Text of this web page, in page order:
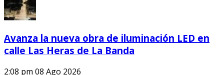
Avanza la nueva obra de iluminación LED en
calle Las Heras de La Banda
2:08 pm 08 Ago 2026